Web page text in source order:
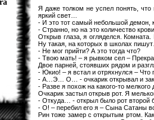
Я даже толком не успел понять,
яркий свет…
- И это тот самый небольшой демон,
- Странно, но на это количество
Открыв глаза, я огляделся.
Ну такая, на которых в школах
- Не мог прийти? А это тогда что?
- Твою мать! – я рывком сел –
Двое парней, стоявших рядом и
- Юкио! – я встал и отряхнулся –
- А…Э… О… - очкарик открывал и
- Разве я похож на какого-то
Очкарик застыл открыв рот. Я
- Откуда… - открыл было рот второй
- О! – перебил его я – Сына Сатаны
Рин тоже замер с открытым ртом.